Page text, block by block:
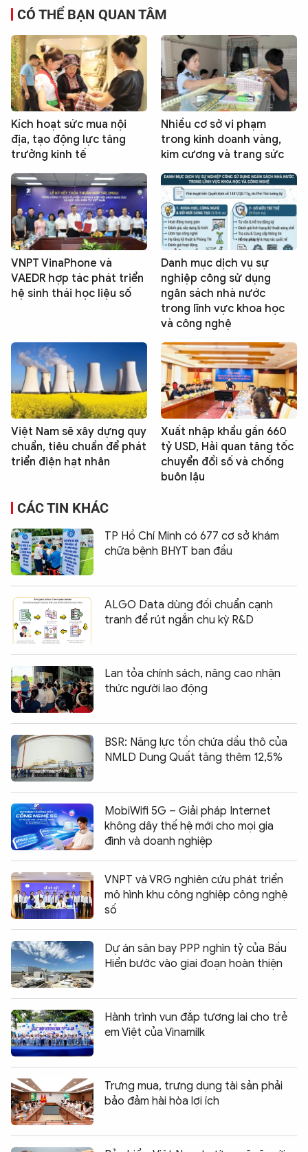
CÓ THỂ BẠN QUAN TÂM
Kích hoạt sức mua nội
địa, tạo động lực tăng
trưởng kinh tế
Nhiều cơ sở vi phạm
trong kinh doanh vàng,
kim cương và trang sức
VNPT VinaPhone và
VAEDR hợp tác phát triển
hệ sinh thái học liệu số
Danh mục dịch vụ sự
nghiệp công sử dụng
ngân sách nhà nước
trong lĩnh vực khoa học
và công nghệ
Việt Nam sẽ xây dựng quy
chuẩn, tiêu chuẩn để phát
triển điện hạt nhân
Xuất nhập khẩu gần 660
tỷ USD, Hải quan tăng tốc
chuyển đổi số và chống
buôn lậu
CÁC TIN KHÁC
TP Hồ Chí Minh có 677 cơ sở khám
chữa bệnh BHYT ban đầu
ALGO Data dùng đối chuẩn cạnh
tranh để rút ngắn chu kỳ R&D
Lan tỏa chính sách, nâng cao nhận
thức người lao động
BSR: Năng lực tồn chứa dầu thô của
NMLD Dung Quất tăng thêm 12,5%
MobiWifi 5G – Giải pháp Internet
không dây thế hệ mới cho mọi gia
đình và doanh nghiệp
VNPT và VRG nghiên cứu phát triển
mô hình khu công nghiệp công nghệ
số
Dự án sân bay PPP nghìn tỷ của Bầu
Hiển bước vào giai đoạn hoàn thiện
Hành trình vun đắp tương lai cho trẻ
em Việt của Vinamilk
Trưng mua, trưng dụng tài sản phải
bảo đảm hài hòa lợi ích